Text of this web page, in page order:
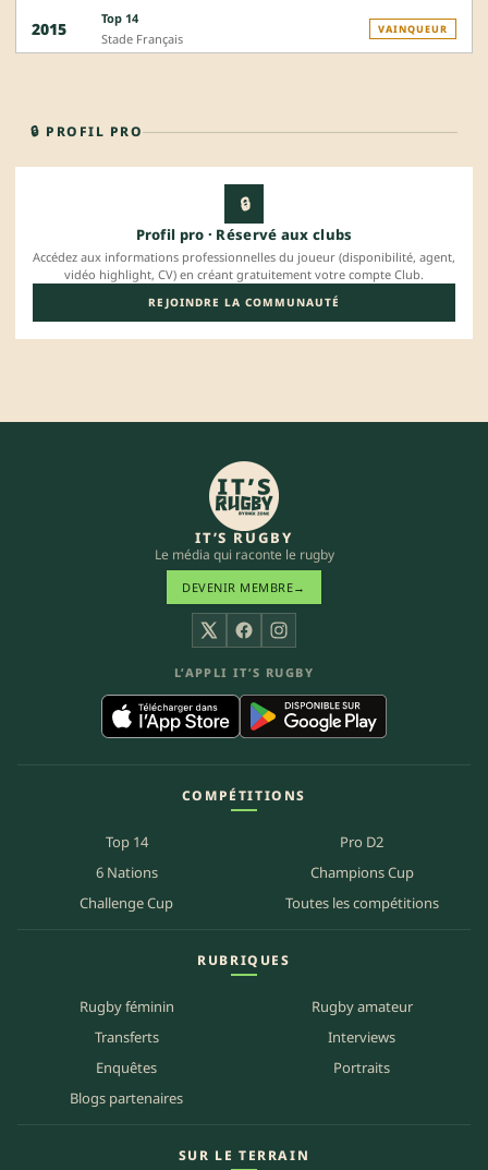
2015
Top 14
Stade Français
VAINQUEUR
🔒 PROFIL PRO
🔒
Profil pro · Réservé aux clubs
Accédez aux informations professionnelles du joueur (disponibilité, agent,
vidéo highlight, CV) en créant gratuitement votre compte Club.
REJOINDRE LA COMMUNAUTÉ
IT’S RUGBY
Le média qui raconte le rugby
DEVENIR MEMBRE→
X FacebookInstagram
L’APPLI IT’S RUGBY
COMPÉTITIONS
Top 14
Pro D2
6 Nations
Champions Cup
Challenge Cup
Toutes les compétitions
RUBRIQUES
Rugby féminin
Rugby amateur
Transferts
Interviews
Enquêtes
Portraits
Blogs partenaires
SUR LE TERRAIN